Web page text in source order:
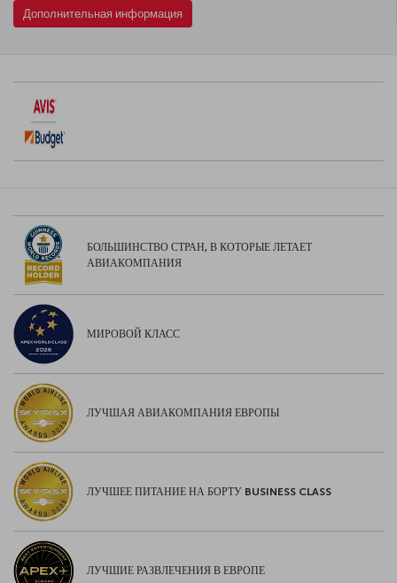
Дополнительная информация
БОЛЬШИНСТВО СТРАН, В КОТОРЫЕ ЛЕТАЕТ
АВИАКОМПАНИЯ
МИРОВОЙ КЛАСС
ЛУЧШАЯ АВИАКОМПАНИЯ ЕВРОПЫ
ЛУЧШЕЕ ПИТАНИЕ НА БОРТУ BUSINESS CLASS
ЛУЧШИЕ РАЗВЛЕЧЕНИЯ В ЕВРОПЕ